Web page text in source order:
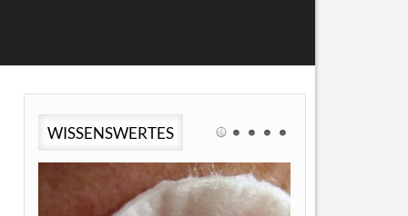
WISSENSWERTES